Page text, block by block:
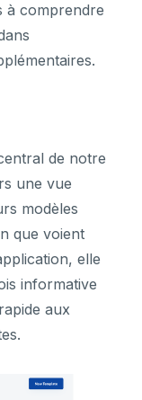
à comprendre
de notre
une vue
modèles
que voient
elle
informative
aux